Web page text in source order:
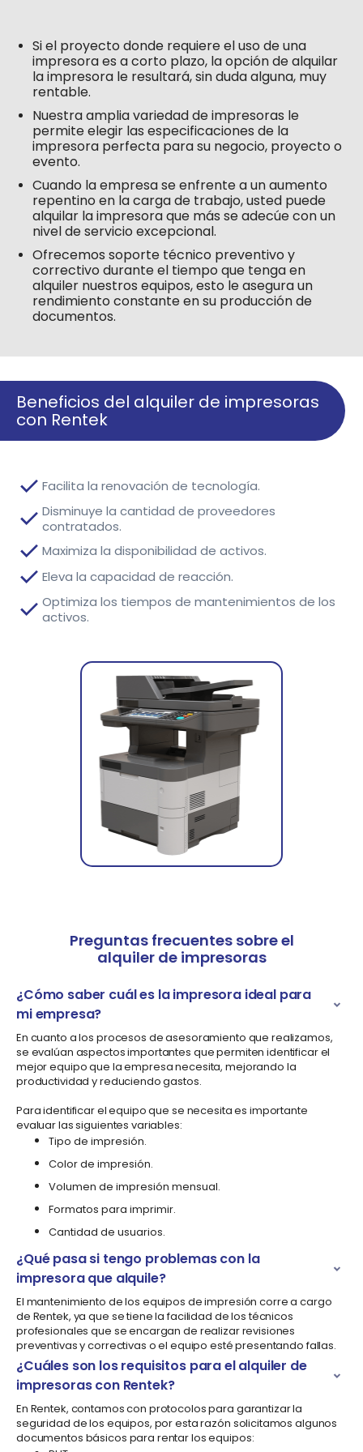
Si el proyecto donde requiere el uso de una
impresora es a corto plazo, la opción de alquilar
la impresora le resultará, sin duda alguna, muy
rentable.
Nuestra amplia variedad de impresoras le
permite elegir las especificaciones de la
impresora perfecta para su negocio, proyecto o
evento.
Cuando la empresa se enfrente a un aumento
repentino en la carga de trabajo, usted puede
alquilar la impresora que más se adecúe con un
nivel de servicio excepcional.
Ofrecemos soporte técnico preventivo y
correctivo durante el tiempo que tenga en
alquiler nuestros equipos, esto le asegura un
rendimiento constante en su producción de
documentos.
Beneficios del alquiler de impresoras
con Rentek
Facilita la renovación de tecnología.
Disminuye la cantidad de proveedores
contratados.
Maximiza la disponibilidad de activos.
Eleva la capacidad de reacción.
Optimiza los tiempos de mantenimientos de los
activos.
Preguntas frecuentes sobre el
alquiler de impresoras
¿Cómo saber cuál es la impresora ideal para
mi empresa?
En cuanto a los procesos de asesoramiento que realizamos,
se evalúan aspectos importantes que permiten identificar el
mejor equipo que la empresa necesita, mejorando la
productividad y reduciendo gastos.
Para identificar el equipo que se necesita es importante
evaluar las siguientes variables:
Tipo de impresión.
Color de impresión.
Volumen de impresión mensual.
Formatos para imprimir.
Cantidad de usuarios.
¿Qué pasa si tengo problemas con la
impresora que alquile?
El mantenimiento de los equipos de impresión corre a cargo
de Rentek, ya que se tiene la facilidad de los técnicos
profesionales que se encargan de realizar revisiones
preventivas y correctivas o el equipo esté presentando fallas.
¿Cuáles son los requisitos para el alquiler de
impresoras con Rentek?
En Rentek, contamos con protocolos para garantizar la
seguridad de los equipos, por esta razón solicitamos algunos
documentos básicos para rentar los equipos: